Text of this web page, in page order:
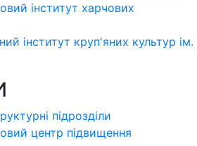
інститут харчових
інститут круп'яних культур ім.
підрозділи
центр підвищення